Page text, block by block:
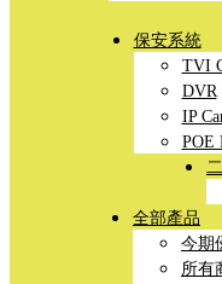
保安系統
TVI
DVR
IP
POE
全部產品
今期
所有